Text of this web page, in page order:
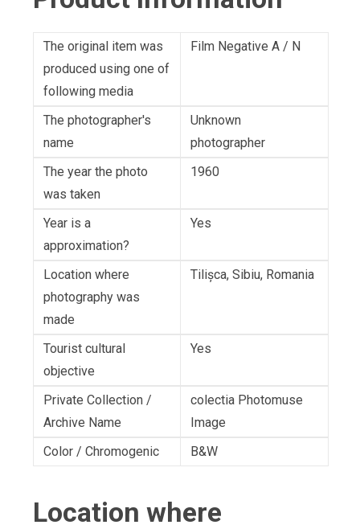
The original item was
produced using one of
following media
Film Negative A / N
The photographer's
name
Unknown
photographer
The year the photo
was taken
1960
Year is a
approximation?
Yes
Location where
photography was
made
Tilişca, Sibiu, Romania
Tourist cultural
objective
Yes
Private Collection /
Archive Name
colectia Photomuse
Image
Color / Chromogenic
B&W
Location where